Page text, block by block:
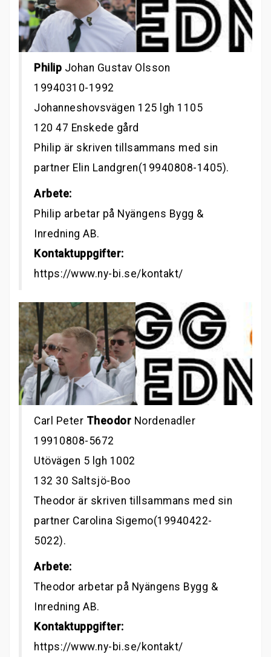
Philip Johan Gustav Olsson
19940310-1992
Johanneshovsvägen 125 lgh 1105
120 47 Enskede gård
Philip är skriven tillsammans med sin
partner Elin Landgren(19940808-1405).
Arbete:
Philip arbetar på Nyängens Bygg &
Inredning AB.
Kontaktuppgifter:
https://www.ny-bi.se/kontakt/
Carl Peter Theodor Nordenadler
19910808-5672
Utövägen 5 lgh 1002
132 30 Saltsjö-Boo
Theodor är skriven tillsammans med sin
partner Carolina Sigemo(19940422-
5022).
Arbete:
Theodor arbetar på Nyängens Bygg &
Inredning AB.
Kontaktuppgifter:
https://www.ny-bi.se/kontakt/